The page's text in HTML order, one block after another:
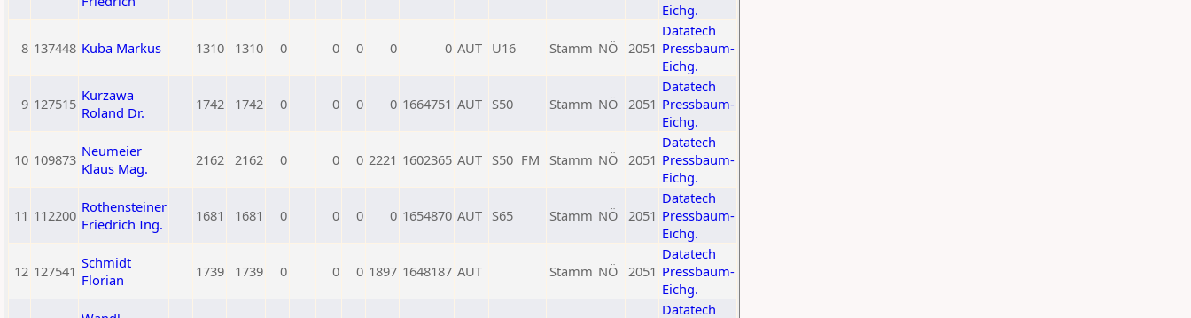
Eichg.
8 137448 Kuba Markus 1310 1310 0 0 0 0 0 AUT U16 Stamm NÖ 2051
Datatech
Pressbaum-
Eichg.
9 127515 Kurzawa
Roland Dr.
1742 1742 0 0 0 0 1664751 AUT S50 Stamm NÖ 2051
Datatech
Pressbaum-
Eichg.
10 109873 Neumeier
Klaus Mag.
2162 2162 0 0 0 2221 1602365 AUT S50 FM Stamm NÖ 2051
Datatech
Pressbaum-
Eichg.
11 112200 Rothensteiner
Friedrich Ing.
1681 1681 0 0 0 0 1654870 AUT S65 Stamm NÖ 2051
Datatech
Pressbaum-
Eichg.
12 127541 Schmidt
Florian
1739 1739 0 0 0 1897 1648187 AUT Stamm NÖ 2051
Datatech
Pressbaum-
Eichg.
Datatech